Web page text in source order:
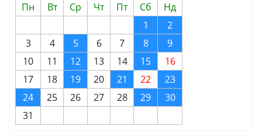
Пн
Вт Ср Чт Пт Сб
Нд
1
2
3
4 5 6 7 8
9
10
11 12 13 14 15
16
17
18 19 20 21 22
23
24
25 26 27 28 29
30
31